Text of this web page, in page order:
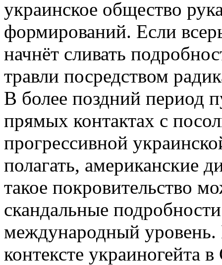
украинское общество
формирований. Если
начнёт сливать
травли посредством
В более поздний период
прямых контактах с
прогрессивной
полагать, американские
такое покровительство
скандальные
международный
контексте украиногейта